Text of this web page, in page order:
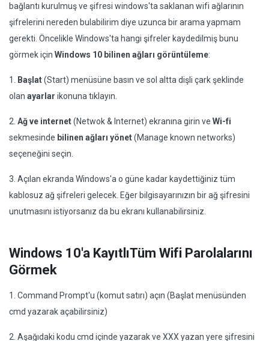
bağlantı kurulmuş ve şifresi windows'ta saklanan wifi ağlarının
şifrelerini nereden bulabilirim diye uzunca bir arama yapmam
gerekti. Öncelikle Windows'ta hangi şifreler kaydedilmiş bunu
görmek için Windows 10 bilinen ağları görüntüleme:
1. Başlat(Start) menüsüne basın ve sol altta dişli çark şeklinde
olan ayarlar ikonuna tıklayın.
2. Ağ ve internet(Netwok & Internet) ekranına girin ve Wi-fi
sekmesinde bilinen ağları yönet(Manage known networks)
seçeneğini seçin.
3. Açılan ekranda Windows'a o güne kadar kaydettiğiniz tüm
kablosuz ağ şifreleri gelecek. Eğer bilgisayarınızın bir ağ şifresini
unutmasını istiyorsanız da bu ekranı kullanabilirsiniz.
Windows 10'a KayıtlıTüm Wifi Parolalarını
Görmek
1. Command Prompt'u (komut satırı) açın (Başlat menüsünden
cmd yazarak açabilirsiniz)
2. Aşağıdaki kodu cmd içinde yazarak ve XXX yazan yere şifresini